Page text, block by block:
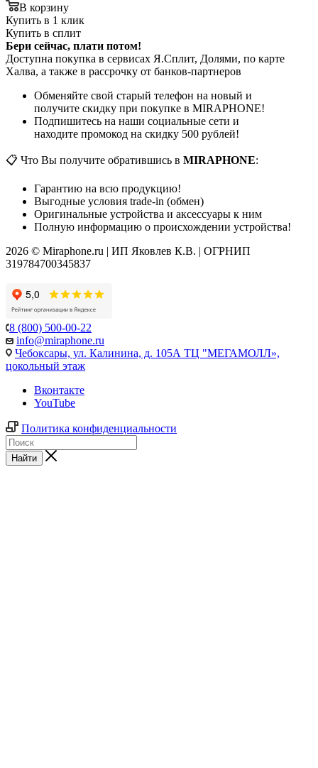
В корзину
Купить в 1 клик
Купить в сплит
Бери сейчас, плати потом!
Доступна покупка в сервисах Я.Сплит, Долями, по карте
Халва, а также в рассрочку от банков-партнеров
Обменяйте свой старый телефон на новый и
получите скидку при покупке в MIRAPHONE!
Подпишитесь на наши социальные сети и
находите промокод на скидку 500 рублей!
📋 Что Вы получите обратившись в MIRAPHONE:
Гарантию на всю продукцию!
Выгодные условия trade-in (обмен)
Оригинальные устройства и аксессуары к ним
Полную информацию о происхождении устройства!
2026 © Miraphone.ru | ИП Яковлев К.В. | ОГРНИП
319784700345837
8 (800) 500-00-22
info@miraphone.ru
Чебоксары, ул. Калинина, д. 105А ТЦ "МЕГАМОЛЛ»,
цокольный этаж
Вконтакте
YouTube
Политика конфиденциальности
Найти